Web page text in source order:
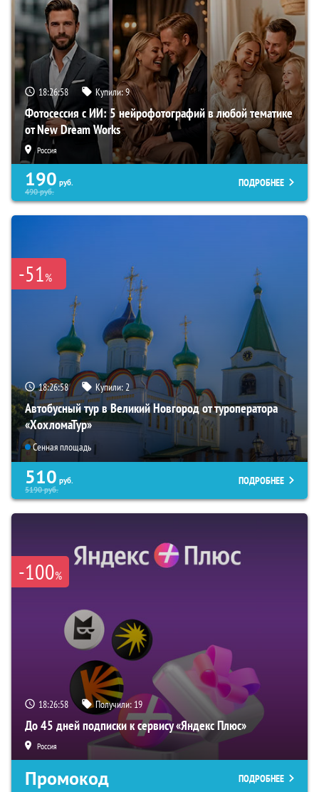
18:26:57 Купили:9
Фотосессия с ИИ: 5 нейрофотографий в любой тематике
от New Dream Works
Россия
190 руб.
490руб.
ПОДРОБНЕЕ
-51%
18:26:57 Купили:2
Автобусный тур в Великий Новгород от туроператора
«ХохломаТур»
Сенная площадь
510 руб.
5190руб.
ПОДРОБНЕЕ
-100%
18:26:57 Получили: 19
До 45 дней подписки к сервису «Яндекс Плюс»
Россия
Промокод ПОДРОБНЕЕ